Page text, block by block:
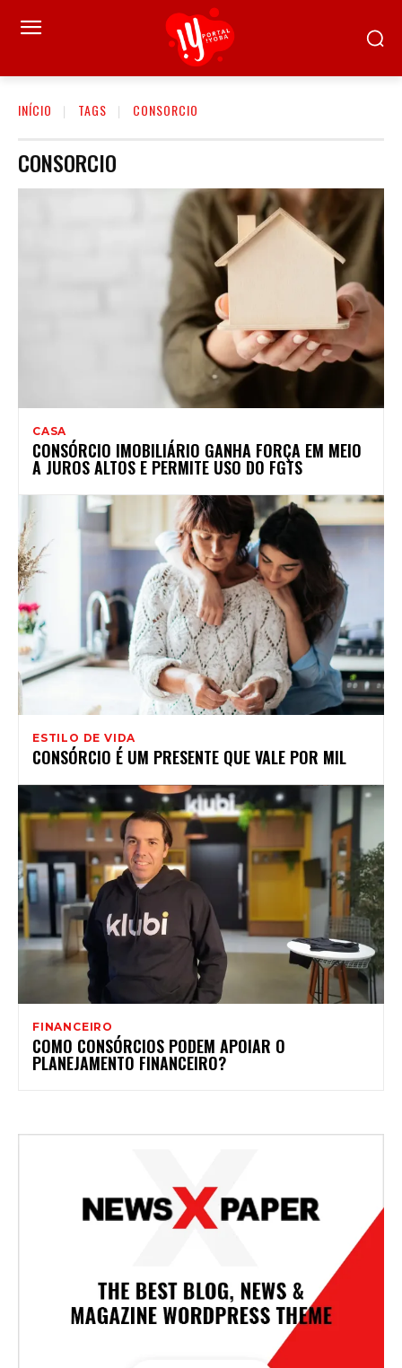
INÍCIO TAGS CONSORCIO
CONSORCIO
CASA
CONSÓRCIO IMOBILIÁRIO GANHA FORÇA EM MEIO
A JUROS ALTOS E PERMITE USO DO FGTS
ESTILO DE VIDA
CONSÓRCIO É UM PRESENTE QUE VALE POR MIL
FINANCEIRO
COMO CONSÓRCIOS PODEM APOIAR O
PLANEJAMENTO FINANCEIRO?